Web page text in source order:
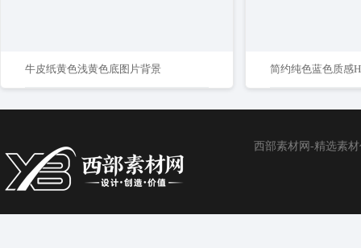
牛皮纸黄色浅黄色底图片背景 简约纯色蓝色质感
西部素材网-精选素